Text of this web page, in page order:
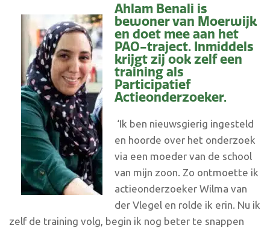
Ahlam Benali is
bewoner van Moerwijk
en doet mee aan het
PAO-traject. Inmiddels
krijgt zij ook zelf een
training als
Participatief
Actieonderzoeker.
‘Ik ben nieuwsgierig ingesteld
en hoorde over het onderzoek
via een moeder van de school
van mijn zoon. Zo ontmoette ik
actieonderzoeker Wilma van
der Vlegel en rolde ik erin. Nu ik
zelf de training volg, begin ik nog beter te snappen